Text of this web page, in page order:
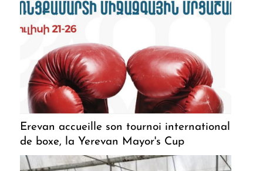
Erevan accueille son tournoi international
de boxe, la Yerevan Mayor's Cup